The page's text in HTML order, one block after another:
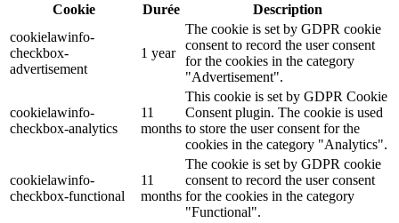
Cookie
Durée
Description
cookielawinfo-
checkbox-
advertisement
1 year
The cookie is set by GDPR cookie
consent to record the user consent
for the cookies in the category
"Advertisement".
cookielawinfo-
checkbox-analytics
11
months
This cookie is set by GDPR Cookie
Consent plugin. The cookie is used
to store the user consent for the
cookies in the category "Analytics".
cookielawinfo-
checkbox-functional
11
months
The cookie is set by GDPR cookie
consent to record the user consent
for the cookies in the category
"Functional".